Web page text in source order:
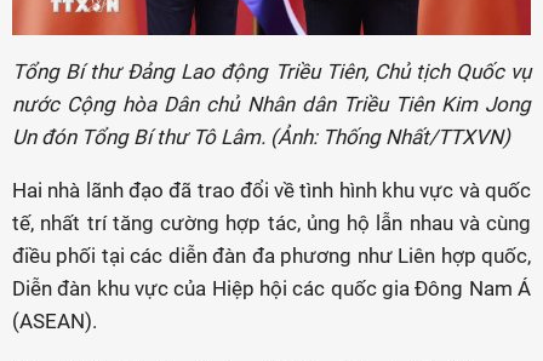
Tổng Bí thư Đảng Lao động Triều Tiên, Chủ tịch Quốc vụ
nước Cộng hòa Dân chủ Nhân dân Triều Tiên Kim Jong
Un đón Tổng Bí thư Tô Lâm. (Ảnh: Thống Nhất/TTXVN)
Hai nhà lãnh đạo đã trao đổi về tình hình khu vực và quốc
tế, nhất trí tăng cường hợp tác, ủng hộ lẫn nhau và cùng
điều phối tại các diễn đàn đa phương như Liên hợp quốc,
Diễn đàn khu vực của Hiệp hội các quốc gia Đông Nam Á
(ASEAN).